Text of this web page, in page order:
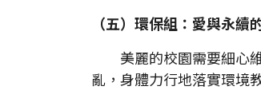
（五）環保組：愛與永續
美麗的校園需要細心維
亂，身體力行地落實環境